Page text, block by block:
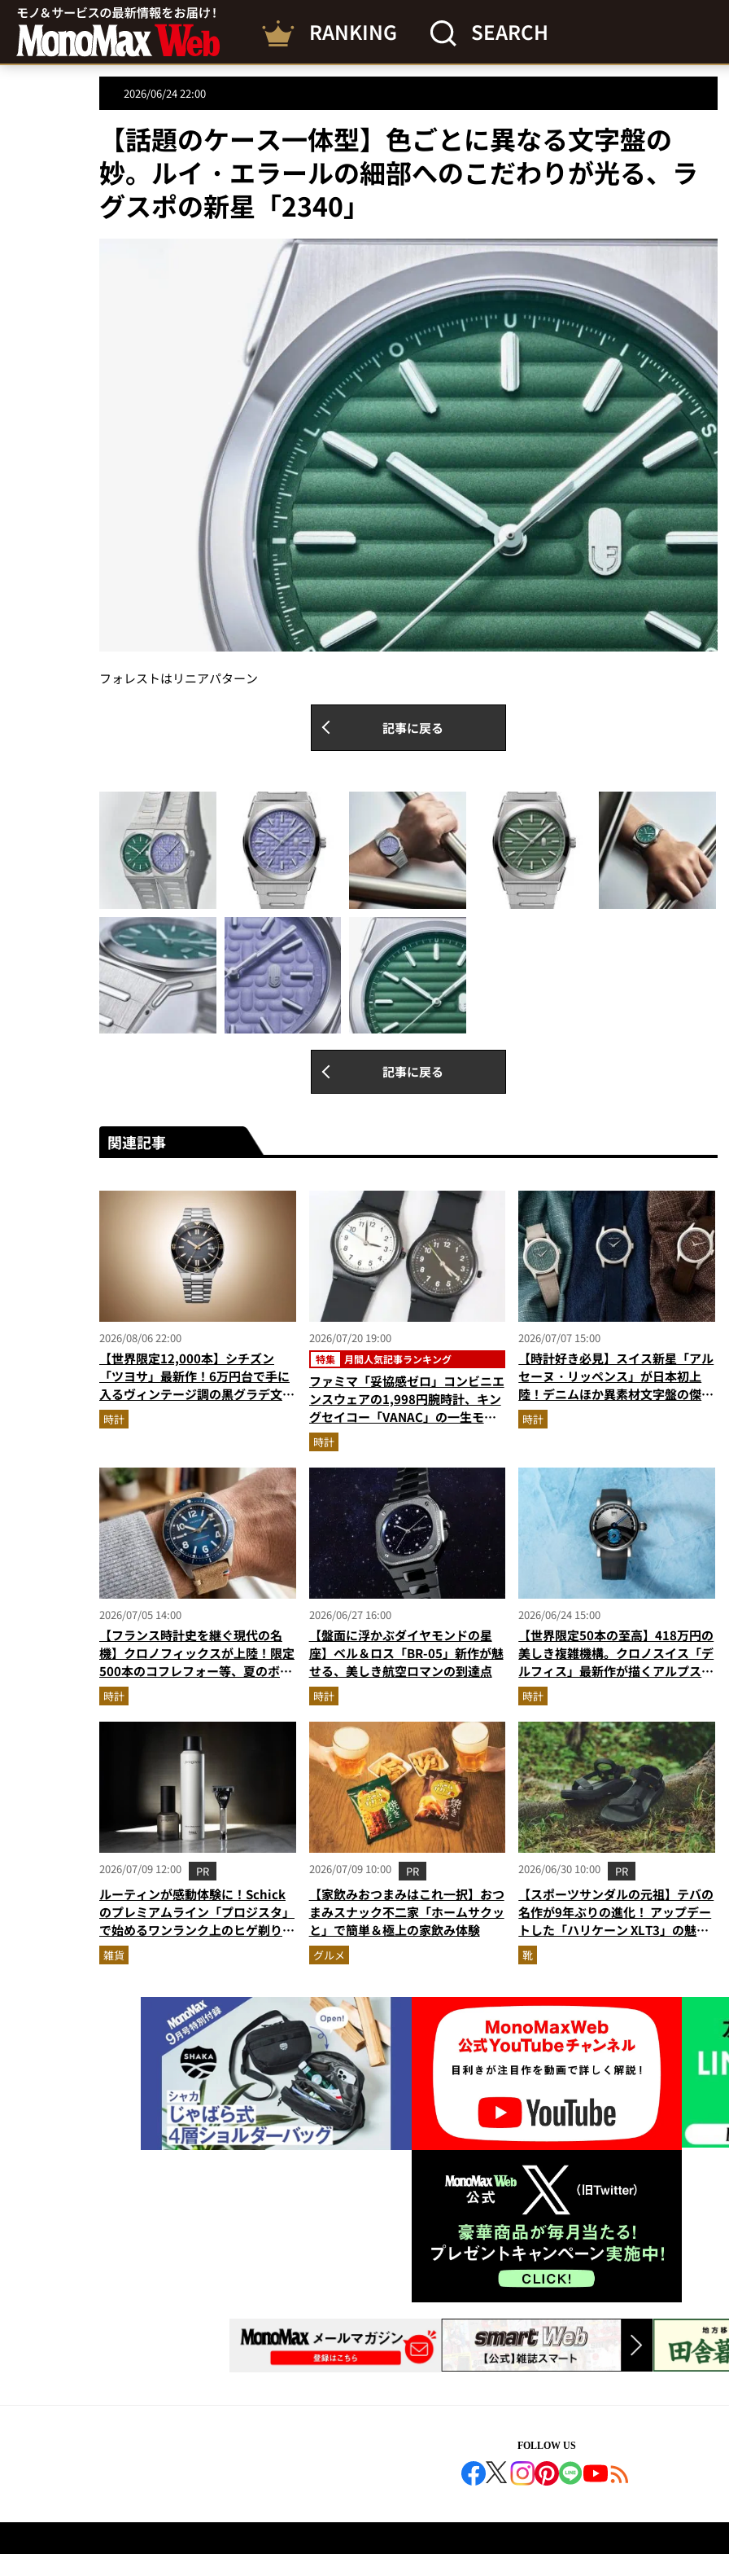
RANKING SEARCH
2026/06/24 22:00
【話題のケース一体型】色ごとに異なる文字盤の
妙。ルイ・エラールの細部へのこだわりが光る、ラ
グスポの新星「2340」
フォレストはリニアパターン
記事に戻る
記事に戻る
関連記事
2026/08/06 22:00
【世界限定12,000本】シチズン
「ツヨサ」最新作！6万円台で手に
入るヴィンテージ調の黒グラデ文字
盤が男心をくすぐる
時計
2026/07/20 19:00
特集 月間人気記事ランキング
ファミマ「妥協感ゼロ」コンビニエ
ンスウェアの1,998円腕時計、キン
グセイコー「VANAC」の一生モ
ノ…ほか【時計の人気記事ランキン
グベスト3】（2026年6月版）
時計
2026/07/07 15:00
【時計好き必見】スイス新星「アル
セーヌ・リッペンス」が日本初上
陸！デニムほか異素材文字盤の傑作
を解説
時計
2026/07/05 14:00
【フランス時計史を継ぐ現代の名
機】クロノフィックスが上陸！限定
500本のコフレフォー等、夏のボー
ナスで狙う新作
時計
2026/06/27 16:00
【盤面に浮かぶダイヤモンドの星
座】ベル＆ロス「BR-05」新作が魅
せる、美しき航空ロマンの到達点
時計
2026/06/24 15:00
【世界限定50本の至高】418万円の
美しき複雑機構。クロノスイス「デ
ルフィス」最新作が描くアルプスの
氷河
時計
2026/07/09 12:00 PR
ルーティンが感動体験に！Schick
のプレミアムライン「プロジスタ」
で始めるワンランク上のヒゲ剃り習
慣
雑貨
2026/07/09 10:00 PR
【家飲みおつまみはこれ一択】おつ
まみスナック不二家「ホームサクッ
と」で簡単＆極上の家飲み体験
グルメ
2026/06/30 10:00 PR
【スポーツサンダルの元祖】テバの
名作が9年ぶりの進化！ アップデー
トした「ハリケーン XLT3」の魅力
を識者があらゆる角度から徹底解
説！
靴
FOLLOW US